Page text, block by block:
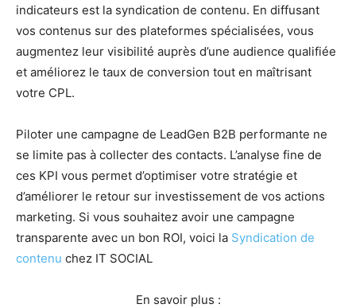
indicateurs est la syndication de contenu. En diffusant
vos contenus sur des plateformes spécialisées, vous
augmentez leur visibilité auprès d’une audience qualifiée
et améliorez le taux de conversion tout en maîtrisant
votre CPL.
Piloter une campagne de LeadGen B2B performante ne
se limite pas à collecter des contacts. L’analyse fine de
ces KPI vous permet d’optimiser votre stratégie et
d’améliorer le retour sur investissement de vos actions
marketing. Si vous souhaitez avoir une campagne
transparente avec un bon ROI, voici la Syndication de
contenu chez IT SOCIAL
En savoir plus :